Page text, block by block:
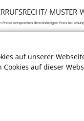
MUSTER-
entsprechen dem bisherigen Preis bei
auf unserer
auf dieser